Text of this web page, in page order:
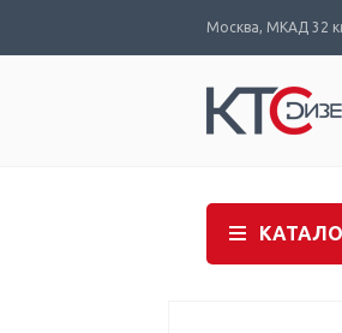
Москва, МКАД 32